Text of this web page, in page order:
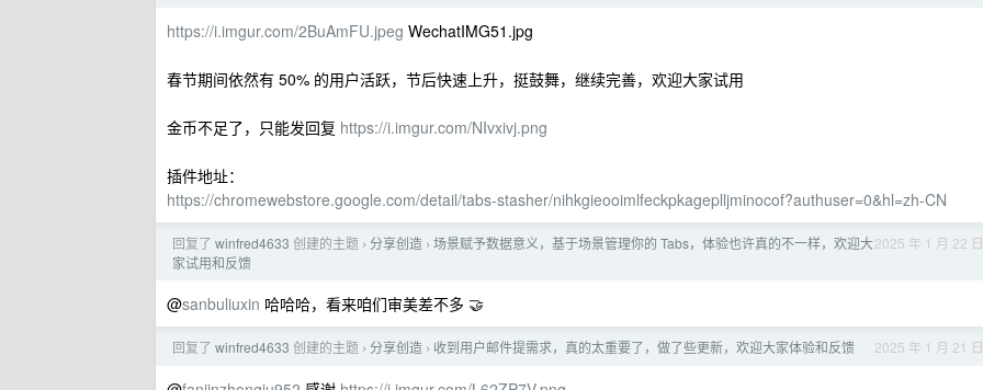
https://i.imgur.com/2BuAmFU.jpeg WechatIMG51.jpg
春节期间依然有 50% 的用户活跃，节后快速上升，挺鼓舞，继续完善，欢迎大家试用
金币不足了，只能发回复 https://i.imgur.com/NIvxivj.png
插件地址：
https://chromewebstore.google.com/detail/tabs-stasher/nihkgieooimlfeckpkageplljminocof?authuser=0&hl=zh-CN
2025 年 1 月 22 日
回复了 winfred4633 创建的主题 › 分享创造 › 场景赋予数据意义，基于场景管理你的 Tabs，体验也许真的不一样，欢迎大
家试用和反馈
@sanbuliuxin 哈哈哈，看来咱们审美差不多 🤝
2025 年 1 月 21 日
回复了 winfred4633 创建的主题 › 分享创造 › 收到用户邮件提需求，真的太重要了，做了些更新，欢迎大家体验和反馈